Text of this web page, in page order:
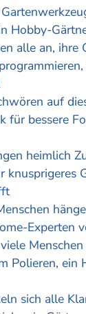
Hobby-
alle an, ihre
auf
für bessere
heimlich
knusprigeres
Experten
Polieren, ein
sich alle